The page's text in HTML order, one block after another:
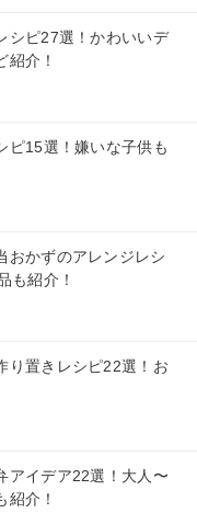
シピ27選！かわいいデ
紹介！
ピ15選！嫌いな子供も
おかずのアレンジレシ
も紹介！
り置きレシピ22選！お
アイデア22選！大人〜
紹介！